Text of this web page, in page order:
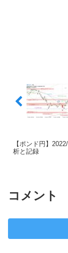
【ポンド円】
析と記録
コメント